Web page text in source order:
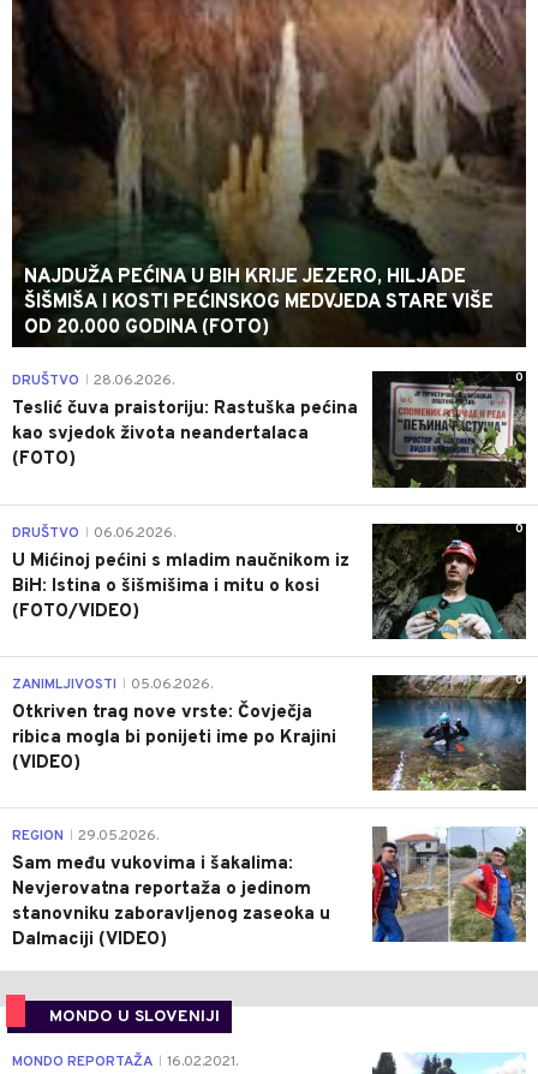
NAJDUŽA PEĆINA U BIH KRIJE JEZERO, HILJADE
ŠIŠMIŠA I KOSTI PEĆINSKOG MEDVJEDA STARE VIŠE
OD 20.000 GODINA (FOTO)
0
DRUŠTVO 28.06.2026.
Teslić čuva praistoriju: Rastuška pećina
kao svjedok života neandertalaca
(FOTO)
0
DRUŠTVO 06.06.2026.
U Mićinoj pećini s mladim naučnikom iz
BiH: Istina o šišmišima i mitu o kosi
(FOTO/VIDEO)
0
ZANIMLJIVOSTI 05.06.2026.
Otkriven trag nove vrste: Čovječja
ribica mogla bi ponijeti ime po Krajini
(VIDEO)
0
REGION 29.05.2026.
Sam među vukovima i šakalima:
Nevjerovatna reportaža o jedinom
stanovniku zaboravljenog zaseoka u
Dalmaciji (VIDEO)
MONDO U SLOVENIJI
4
MONDO REPORTAŽA 16.02.2021.